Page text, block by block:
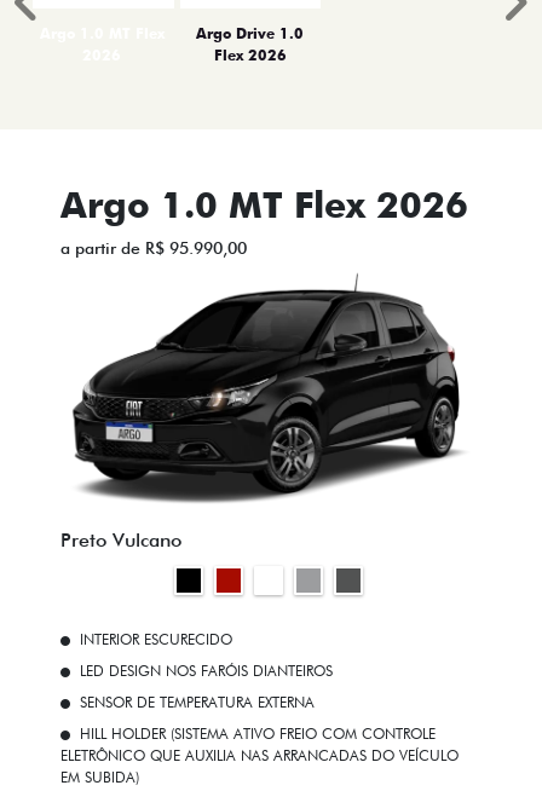
Argo Drive 1.0
Flex 2026
Anterior
Argo 1.0 MT Flex 2026
a partir de R$ 95.990,00
Preto Vulcano
INTERIOR ESCURECIDO
LED DESIGN NOS FARÓIS DIANTEIROS
SENSOR DE TEMPERATURA EXTERNA
HILL HOLDER (SISTEMA ATIVO FREIO COM CONTROLE
ELETRÔNICO QUE AUXILIA NAS ARRANCADAS DO VEÍCULO
EM SUBIDA)